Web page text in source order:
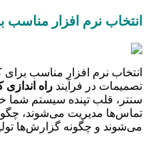
انتخاب نرم افزار
انتخاب نرم افزار مناسب
تصمیمات در فرآیند راه
سنتر، قلب تپنده سیستم شما
تماس‌ها مدیریت می‌شوند،
می‌شوند و چگونه گزارش‌ها